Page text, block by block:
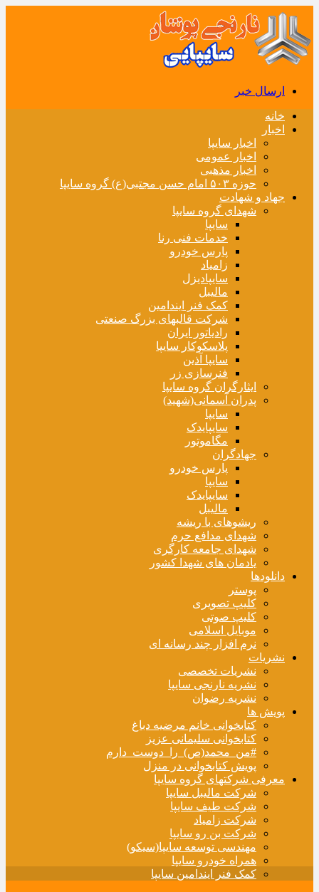
ارسال خبر
خانه
اخبار
اخبار سایپا
اخبار عمومی
اخبار مذهبی
حوزه ۵۰۳ امام حسن مجتبی(ع) گروه سایپا
جهاد و شهادت
شهدای گروه سایپا
سایپا
خدمات فنی رنا
پارس خودرو
زامیاد
سایپادیزل
مالیبل
کمک فنر ایندامین
شرکت قالبهای بزرگ صنعتی
رادیاتور ایران
پلاسکوکار سایپا
سایپا آذین
فنرسازی زر
ایثارگران گروه سایپا
پدران آسمانی(شهید)
سایپا
سایپایدک
مگاموتور
جهادگران
پارس خودرو
سایپا
سایپایدک
مالیبل
ریشوهای با ریشه
شهدای مدافع حرم
شهدای جامعه کارگری
یادمان های شهدا کشور
دانلودها
پوستر
کلیپ تصویری
کلیپ صوتی
موبایل اسلامی
نرم افزار چند رسانه ای
نشریات
نشریات تخصصی
نشریه نارنجی سایپا
نشریه رضوان
پویش ها
کتابخوانی خانم مرضیه دباغ
کتابخوانی سلیمانی عزیز
#من_محمد(ص)_را_دوست_دارم
پویش کتابخوانی در منزل
معرفی شرکتهای گروه سایپا
شرکت مالیبل سایپا
شرکت طیف سایپا
شرکت زامیاد
شرکت بن رو سایپا
مهندسی توسعه سایپا(سیکو)
همراه خودرو سایپا
کمک فنر ایندامین سایپا